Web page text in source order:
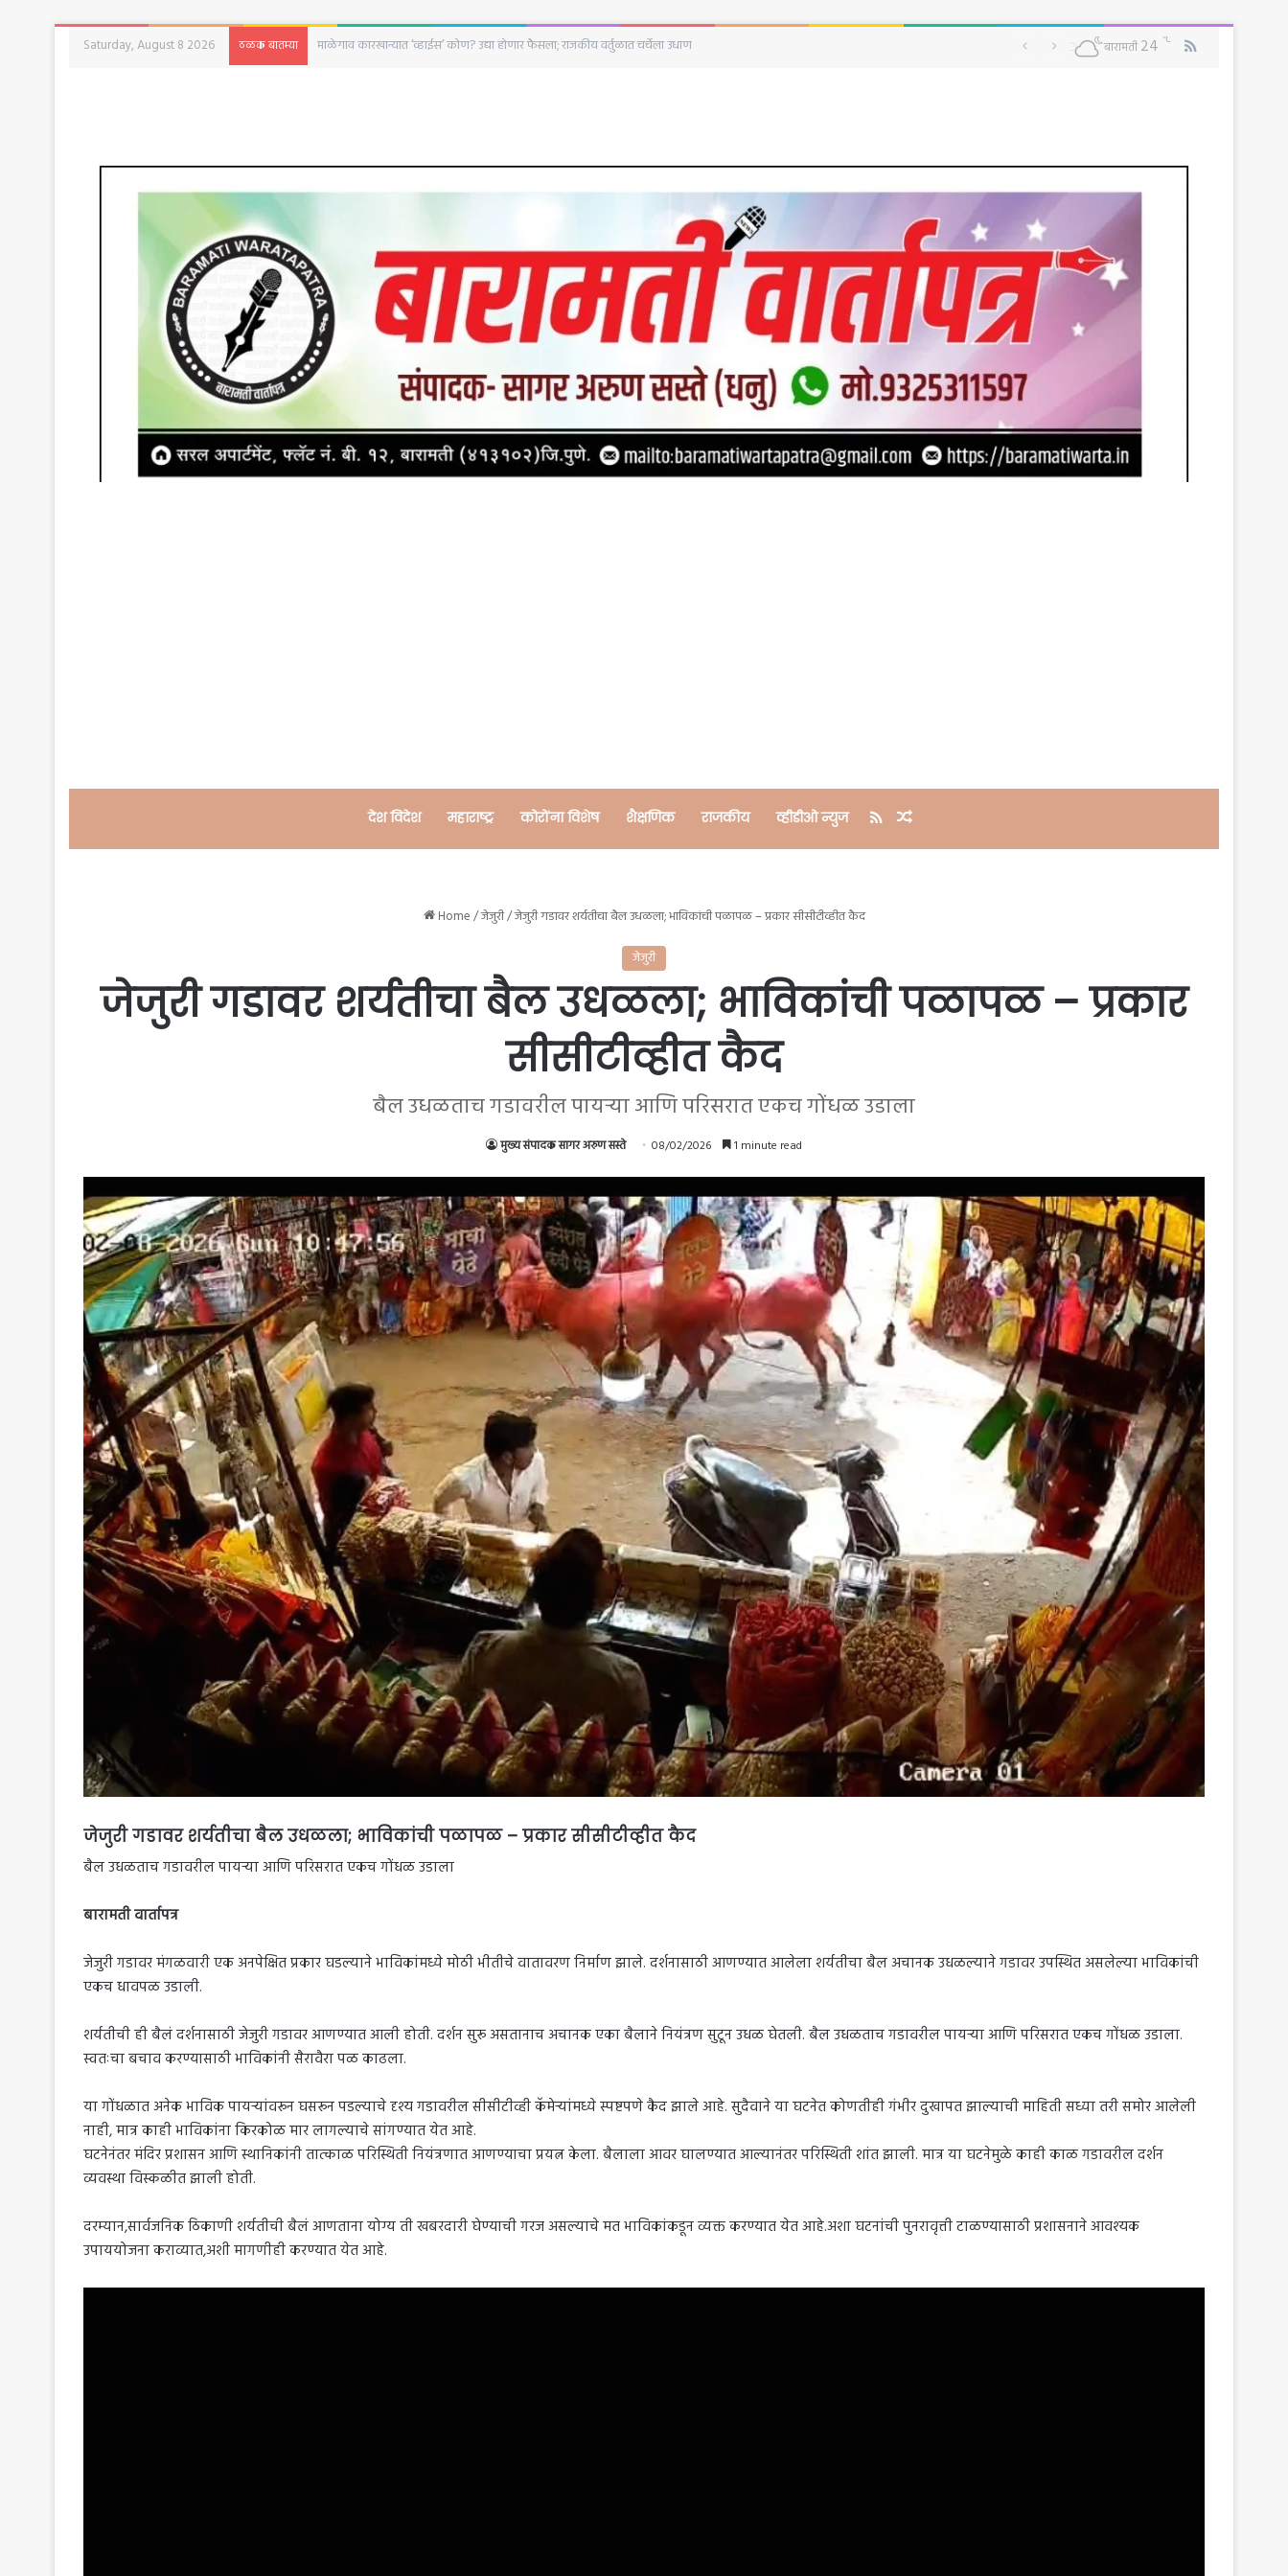
Saturday, August 8 2026 ठळक बातम्या अजित पवारांच्या मृत्यूच्या चौकशीसाठी राष्ट्रवादीने मोर्चा का काढला नाही?; निवास शेळके यांचा सवाल बारामती 24 ℃ RSS
देश विदेश महाराष्ट्र कोरोंना विशेष शैक्षणिक राजकीय व्हीडीओ न्युज RSS Random Article
Home/जेजुरी/जेजुरी गडावर शर्यतीचा बैल उधळला; भाविकांची पळापळ – प्रकार सीसीटीव्हीत कैद
जेजुरी
जेजुरी गडावर शर्यतीचा बैल उधळला; भाविकांची पळापळ – प्रकार
सीसीटीव्हीत कैद
बैल उधळताच गडावरील पायऱ्या आणि परिसरात एकच गोंधळ उडाला
मुख्य संपादक सागर अरुण सस्ते 08/02/2026 1 minute read
जेजुरी गडावर शर्यतीचा बैल उधळला; भाविकांची पळापळ – प्रकार सीसीटीव्हीत कैद
बैल उधळताच गडावरील पायऱ्या आणि परिसरात एकच गोंधळ उडाला
बारामती वार्तापत्र
जेजुरी गडावर मंगळवारी एक अनपेक्षित प्रकार घडल्याने भाविकांमध्ये मोठी भीतीचे वातावरण निर्माण झाले. दर्शनासाठी आणण्यात आलेला शर्यतीचा बैल अचानक उधळल्याने गडावर उपस्थित असलेल्या भाविकांची
एकच धावपळ उडाली.
शर्यतीची ही बैलं दर्शनासाठी जेजुरी गडावर आणण्यात आली होती. दर्शन सुरू असतानाच अचानक एका बैलाने नियंत्रण सुटून उधळ घेतली. बैल उधळताच गडावरील पायऱ्या आणि परिसरात एकच गोंधळ उडाला.
स्वतःचा बचाव करण्यासाठी भाविकांनी सैरावैरा पळ काढला.
या गोंधळात अनेक भाविक पायऱ्यांवरून घसरून पडल्याचे दृश्य गडावरील सीसीटीव्ही कॅमेऱ्यांमध्ये स्पष्टपणे कैद झाले आहे. सुदैवाने या घटनेत कोणतीही गंभीर दुखापत झाल्याची माहिती सध्या तरी समोर आलेली
नाही, मात्र काही भाविकांना किरकोळ मार लागल्याचे सांगण्यात येत आहे.
घटनेनंतर मंदिर प्रशासन आणि स्थानिकांनी तात्काळ परिस्थिती नियंत्रणात आणण्याचा प्रयत्न केला. बैलाला आवर घालण्यात आल्यानंतर परिस्थिती शांत झाली. मात्र या घटनेमुळे काही काळ गडावरील दर्शन
व्यवस्था विस्कळीत झाली होती.
दरम्यान,सार्वजनिक ठिकाणी शर्यतीची बैलं आणताना योग्य ती खबरदारी घेण्याची गरज असल्याचे मत भाविकांकडून व्यक्त करण्यात येत आहे.अशा घटनांची पुनरावृत्ती टाळण्यासाठी प्रशासनाने आवश्यक
उपाययोजना कराव्यात,अशी मागणीही करण्यात येत आहे.